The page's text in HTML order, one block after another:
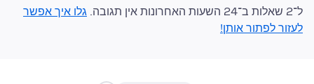
ל־2 שאלות ב־24 השעות האחרונות אין תגובה.
גלו איך אפשר
לעזור לפתור אותן!